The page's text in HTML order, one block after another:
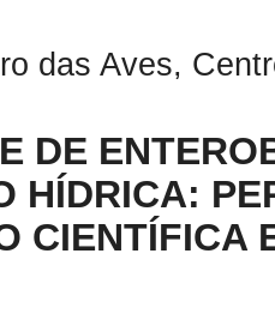
das Aves,
DE
HÍDRICA:
CIENTÍFICA